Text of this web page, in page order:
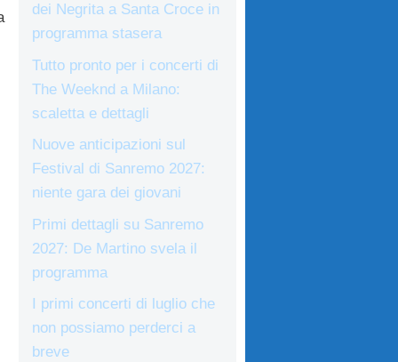
dei Negrita a Santa Croce in
programma stasera
Tutto pronto per i concerti di
The Weeknd a Milano:
scaletta e dettagli
Nuove anticipazioni sul
Festival di Sanremo 2027:
niente gara dei giovani
Primi dettagli su Sanremo
2027: De Martino svela il
programma
I primi concerti di luglio che
non possiamo perderci a
breve